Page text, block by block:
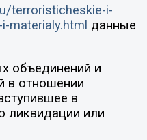
terroristicheskie-i-
materialy.html данные
объединений и
в отношении
в
ликвидации или